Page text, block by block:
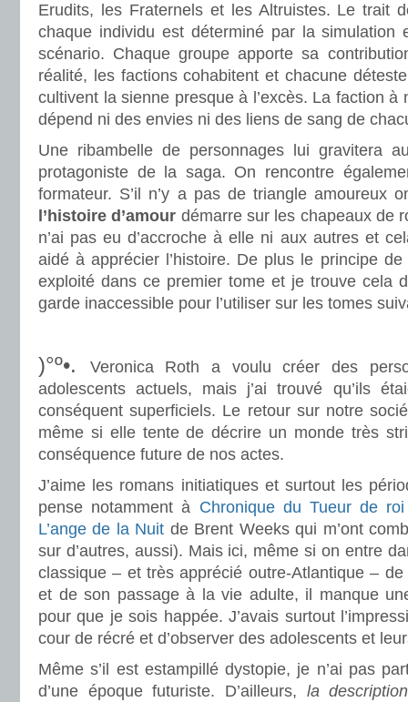
Erudits, les Fraternels et les Altruistes. Le trait
chaque individu est déterminé par la simulation
scénario. Chaque groupe apporte sa
réalité, les factions cohabitent et chacune
cultivent la sienne presque à l’excès. La faction à
dépend ni des envies ni des liens de sang de
Une ribambelle de personnages lui gravitera
protagoniste de la saga. On rencontre
formateur. S’il n’y a pas de triangle amoureux
l’histoire d’amour démarre sur les chapeaux de
n’ai pas eu d’accroche à elle ni aux autres et
aidé à apprécier l’histoire. De plus le principe
exploité dans ce premier tome et je trouve cela
garde inaccessible pour l’utiliser sur les tomes
)°º•.
Veronica Roth a voulu créer des
adolescents actuels, mais j’ai trouvé qu’ils
conséquent superficiels. Le retour sur notre
même si elle tente de décrire un monde très
conséquence future de nos actes.
J’aime les romans initiatiques et surtout les
pense notamment à Chronique du Tueur de roi
L’ange de la Nuit de Brent Weeks qui m’ont
sur d’autres, aussi). Mais ici, même si on entre
classique – et très apprécié outre-Atlantique – de
et de son passage à la vie adulte, il manque
pour que je sois happée. J’avais surtout
cour de récré et d’observer des adolescents et
Même s’il est estampillé dystopie, je n’ai pas
d’une époque futuriste. D’ailleurs, la